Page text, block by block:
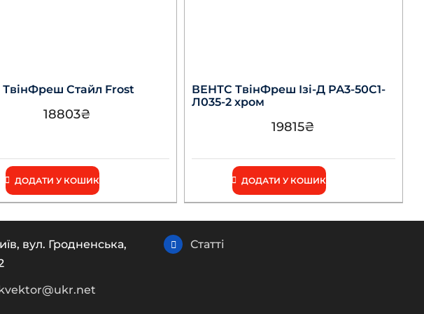
ТвінФреш Стайл Frost
18803₴
ДОДАТИ У КОШИК
ВЕНТС ТвінФреш Ізі-Д РА3-50С1-
Л035-2 хром
19815₴
ДОДАТИ У КОШИК
вул. Гродненська,
Статті